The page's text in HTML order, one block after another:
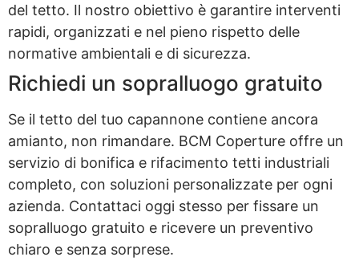
del tetto. Il nostro obiettivo è garantire interventi
rapidi, organizzati e nel pieno rispetto delle
normative ambientali e di sicurezza.
Richiedi un sopralluogo gratuito
Se il tetto del tuo capannone contiene ancora
amianto, non rimandare. BCM Coperture offre un
servizio di bonifica e rifacimento tetti industriali
completo, con soluzioni personalizzate per ogni
azienda. Contattaci oggi stesso per fissare un
sopralluogo gratuito e ricevere un preventivo
chiaro e senza sorprese.